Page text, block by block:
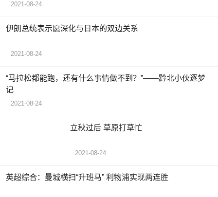
2021-08-24
伊朗总统表示愿深化与日本的双边关系
2021-08-24
“马拉松都能跑，还有什么事情做不到？”——黔北小伙逐梦
记
2021-08-24
立秋过后 草原打草忙
2021-08-24
英超综合：曼城横扫“升班马” 利物浦实现两连胜